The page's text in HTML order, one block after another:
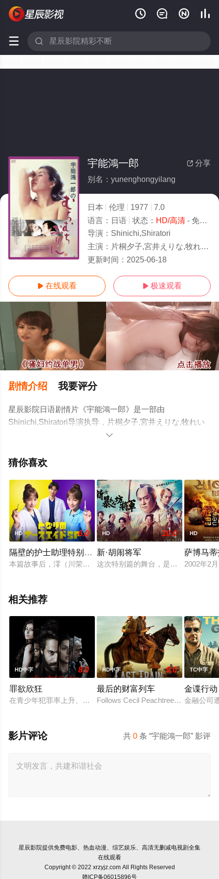
   
 
HD
 分享
宇能鴻一郎
别名：yunenghongyilang
日本 伦理 1977
7.0
语言： 日语 状态： HD/高清- 免费在线观看
导演： Shinichi,Shiratori
主演： 片桐夕子,宮井えりな,牧れいか
更新时间： 2025-06-18
 在线观看  极速观看
剧情介绍 我要评分
星辰影院日语剧情片《宇能鴻一郎》是一部由
Shinichi,Shiratori导演执导，片桐夕子,宮井えりな,牧れい
か等演员精彩演绎的日本电影，手机免费观看高清未删减
豆瓣电影、电视猫或剧情网等平台了解。

猜你喜欢
HD 6.0
隔壁的护士助理特别篇2025
本篇故事后，澪（川荣李奈 饰）将作为护士助理和外科医生二
HD 10.0
新·胡闹将军
这次特别篇的舞台，是吉宗治世20多
HD
萨博马
2002年2
相关推荐
HD中字 8.0
罪欲欣狂
在青少年犯罪率上升、价值观逐渐消退的当下，社会不得不面
HD中字 9.0
最后的财富列车
Follows Cecil Peachtree, a
TC中字
金谍行动
金融公司
共0 条 “宇能鴻一郎” 影评
影片评论
星辰影院提供免费电影、热血动漫、综艺娱乐、高清无删减电视剧全集
在线观看
Copyright © 2022 xrzyjz.com All Rights Reserved
赣ICP备06015896号